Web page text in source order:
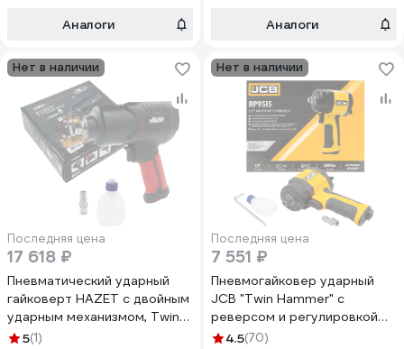
Аналоги Аналоги
Нет в наличии
Последняя цена
17 618 ₽
Пневматический ударный
гайковерт HAZET с двойным
ударным механизмом, Twin
Hammer 1/2 1200 Нм VIGOR
5(1)
Нет в наличии
Последняя цена
7 551 ₽
Пневмогайковер ударный
JCB "Twin Hammer" с
реверсом и регулировкой
усилия 1/2" JCB-
4.5(70)